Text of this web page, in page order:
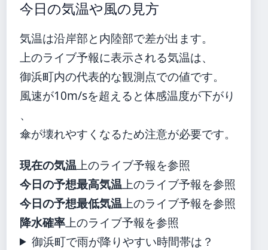
今日の気温や風の見方
気温は沿岸部と内陸部で差が出ます。
上のライブ予報に表示される気温は、
御浜町内の代表的な観測点での値です。
風速が10m/sを超えると体感温度が下がり
、
傘が壊れやすくなるため注意が必要です。
現在の気温上のライブ予報を参照
今日の予想最高気温上のライブ予報を参照
今日の予想最低気温上のライブ予報を参照
降水確率上のライブ予報を参照
御浜町で雨が降りやすい時間帯は？